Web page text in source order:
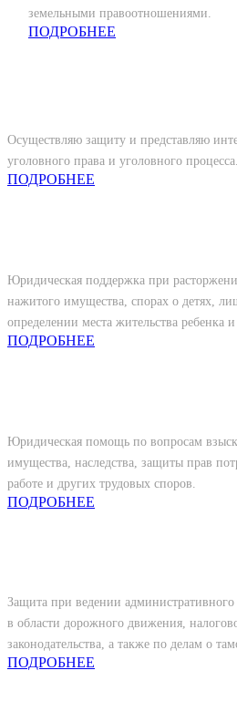
земельными правоотношениями.
ПОДРОБНЕЕ
Осуществляю защиту и представляю
уголовного права и уголовного процесса.
ПОДРОБНЕЕ
Юридическая поддержка при
нажитого имущества, спорах о детях,
определении места жительства ребенка
ПОДРОБНЕЕ
Юридическая помощь по вопросам
имущества, наследства, защиты прав
работе и других трудовых споров.
ПОДРОБНЕЕ
Защита при ведении
в области дорожного движения,
законодательства, а также по делам о
ПОДРОБНЕЕ